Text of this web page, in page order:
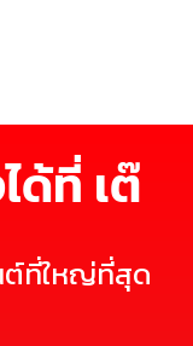
ด้ที่ เต๊
ต์ที่ใหญ่ที่สุด